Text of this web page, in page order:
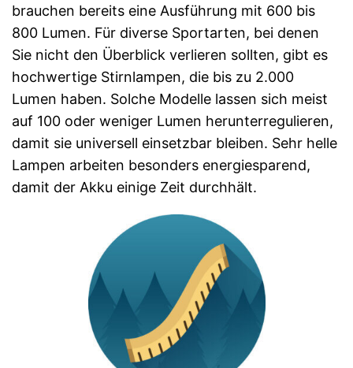
brauchen bereits eine Ausführung mit 600 bis
800 Lumen. Für diverse Sportarten, bei denen
Sie nicht den Überblick verlieren sollten, gibt es
hochwertige Stirnlampen, die bis zu 2.000
Lumen haben. Solche Modelle lassen sich meist
auf 100 oder weniger Lumen herunterregulieren,
damit sie universell einsetzbar bleiben. Sehr helle
Lampen arbeiten besonders energiesparend,
damit der Akku einige Zeit durchhält.